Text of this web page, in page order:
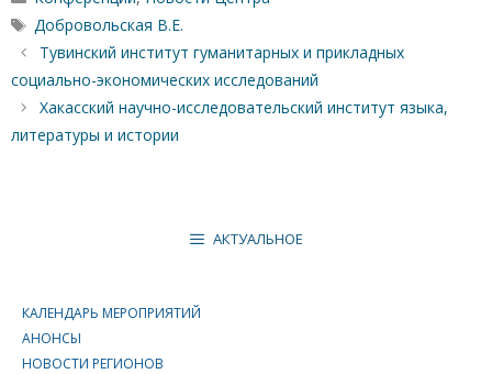
Метки
Добровольская В.Е.
Тувинский институт гуманитарных и прикладных
социально-экономических исследований
Хакасский научно-исследовательский институт языка,
литературы и истории
АКТУАЛЬНОЕ
КАЛЕНДАРЬ МЕРОПРИЯТИЙ
АНОНСЫ
НОВОСТИ РЕГИОНОВ